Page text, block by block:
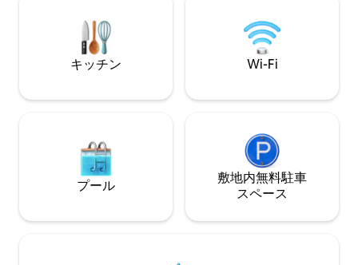
サン＝ジルへようこそ！
キッチン Wi-Fi
プール
敷地内無料駐⁠車
ス⁠ペ⁠ー⁠ス